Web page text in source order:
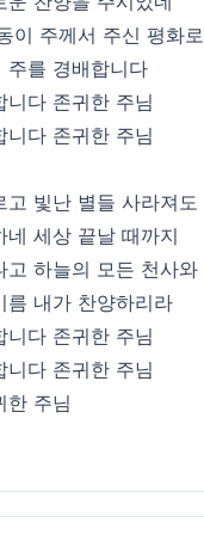
이 주께서 주신 평화로
주를 경배합니다
니다 존귀한 주님
니다 존귀한 주님
고 빛난 별들 사라져도
네 세상 끝날 때까지
고 하늘의 모든 천사와
름 내가 찬양하리라
니다 존귀한 주님
니다 존귀한 주님
한 주님